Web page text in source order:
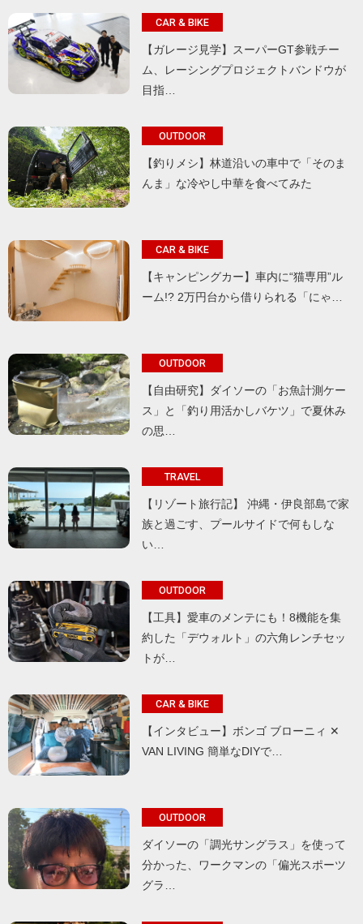
CAR & BIKE
【ガレージ見学】スーパーGT参戦チー
ム、レーシングプロジェクトバンドウが
目指…
OUTDOOR
【釣りメシ】林道沿いの車中で「そのま
んま」な冷やし中華を食べてみた
CAR & BIKE
【キャンピングカー】車内に“猫専用”ル
ーム!? 2万円台から借りられる「にゃ…
OUTDOOR
【自由研究】ダイソーの「お魚計測ケー
ス」と「釣り用活かしバケツ」で夏休み
の思…
TRAVEL
【リゾート旅行記】 沖縄・伊良部島で家
族と過ごす、プールサイドで何もしな
い…
OUTDOOR
【工具】愛車のメンテにも！8機能を集
約した「デウォルト」の六角レンチセッ
トが…
CAR & BIKE
【インタビュー】ボンゴ ブローニィ ✕
VAN LIVING 簡単なDIYで…
OUTDOOR
ダイソーの「調光サングラス」を使って
分かった、ワークマンの「偏光スポーツ
グラ…